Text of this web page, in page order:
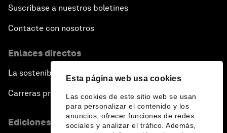
Esta página web usa cookies
Las cookies de este sitio web se usan
para personalizar el contenido y los
anuncios, ofrecer funciones de redes
sociales y analizar el tráfico. Además,
Suscríbase a nuestros boletines
Contacte con nosotros
Enlaces directos
La sostenibilidad en el Foro
Carreras profesionales
Ediciones en otros idiomas